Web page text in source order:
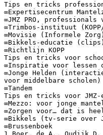
Tips en tricks
∞Expertisecentrum
∞JMZ PRO,
∞Trimbos-instituut (KOPP/
∞Movisie (Informele Zorg)
∞Bikkels-educatie (clips)
∞Richtlijn KOPP
Tips en tricks voor
∞Inspiratie voor lessen
∞Jonge Helden
voor middelbare scholen)
∞Tandem
Tips en tricks voor JMZ-
∞Mezzo: voor jonge
∞Zorgen voor… dat is
∞Bikkels (tv-serie over
∞Brussenboek